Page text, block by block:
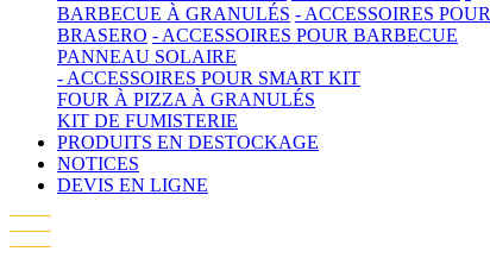
BARBECUE À GRANULÉS - ACCESSOIRES POUR
BRASERO - ACCESSOIRES POUR BARBECUE
PANNEAU SOLAIRE
- ACCESSOIRES POUR SMART KIT
FOUR À PIZZA À GRANULÉS
KIT DE FUMISTERIE
PRODUITS EN DESTOCKAGE
NOTICES
DEVIS EN LIGNE